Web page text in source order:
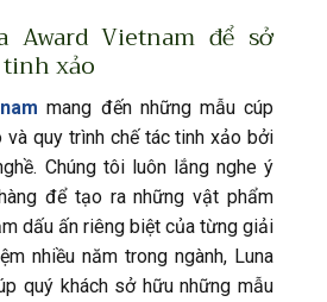
Award Vietnam để sở
xảo
mang đến những mẫu cúp
quy trình chế tác tinh xảo bởi
Chúng tôi luôn lắng nghe ý
để tạo ra những vật phẩm
dấu ấn riêng biệt của từng giải
nhiều năm trong ngành, Luna
quý khách sở hữu những mẫu